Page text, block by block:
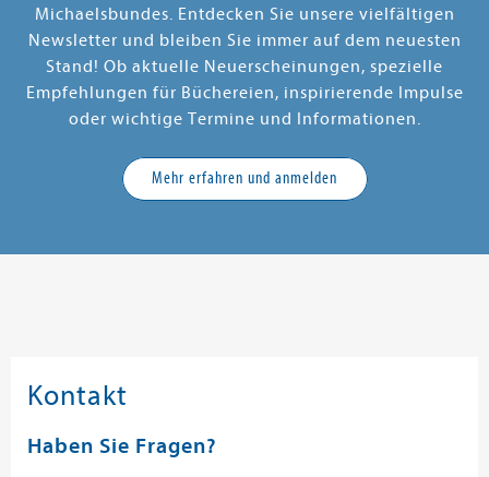
Michaelsbundes. Entdecken Sie unsere vielfältigen
Newsletter und bleiben Sie immer auf dem neuesten
Stand! Ob aktuelle Neuerscheinungen, spezielle
Empfehlungen für Büchereien, inspirierende Impulse
oder wichtige Termine und Informationen.
Mehr erfahren und anmelden
Kontakt
Haben Sie Fragen?